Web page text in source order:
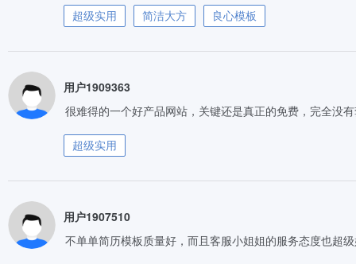
超级实用 简洁大方 良心模板
用户1909363
很难得的一个好产品网站，关键还是真正的免费，完全没
超级实用
用户1907510
不单单简历模板质量好，而且客服小姐姐的服务态度也超